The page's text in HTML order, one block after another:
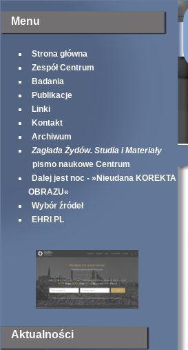
Menu
Strona główna
Zespół Centrum
Badania
Publikacje
Linki
Kontakt
Archiwum
Zagłada Żydów. Studia i Materiały
pismo naukowe Centrum
Dalej jest noc - »Nieudana KOREKTA
OBRAZU«
Wybór źródeł
EHRI PL
Aktualności